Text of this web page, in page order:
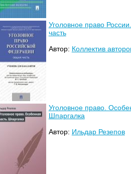
Уголовное право
часть
Автор: Коллектив
Уголовное право.
Шпаргалка
Автор: Ильдар Резепов